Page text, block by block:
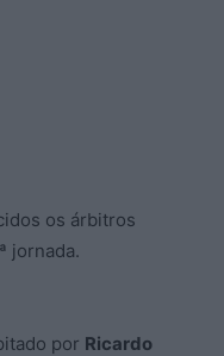
os árbitros
jornada.
por Ricardo